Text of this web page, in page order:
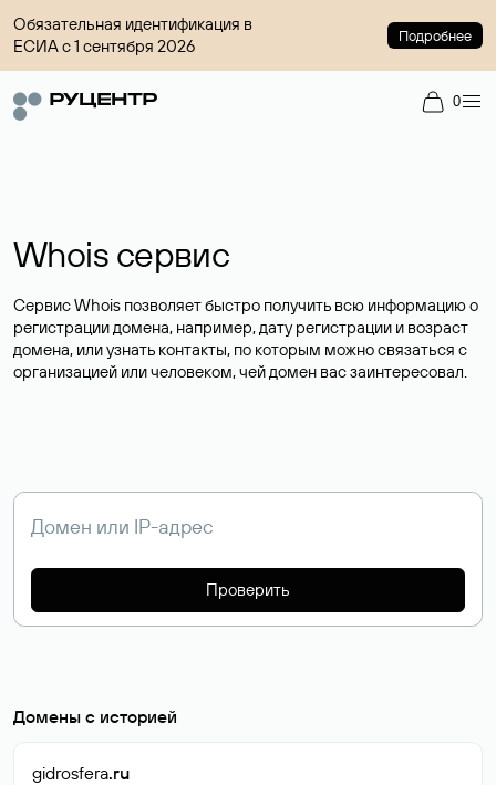
Обязательная идентификация в
ЕСИА с 1 сентября 2026
Подробнее
0
Whois сервис
Сервис Whois позволяет быстро получить всю информацию о
регистрации домена, например, дату регистрации и возраст
домена, или узнать контакты, по которым можно связаться с
организацией или человеком, чей домен вас заинтересовал.
Проверить
Домены с историей
gidrosfera.ru